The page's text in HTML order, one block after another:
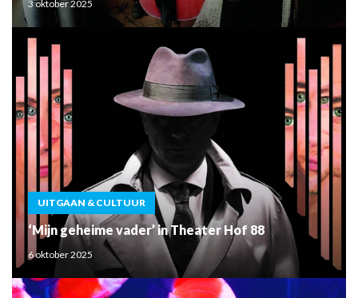
3 oktober 2025
UITGAAN & CULTUUR
‘Mijn geheime vader’ in Theater Hof 88
6 oktober 2025